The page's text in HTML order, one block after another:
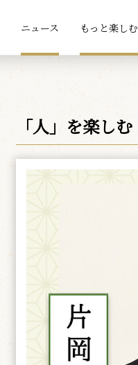
ニュース もっと楽しむ
「人」を楽しむ